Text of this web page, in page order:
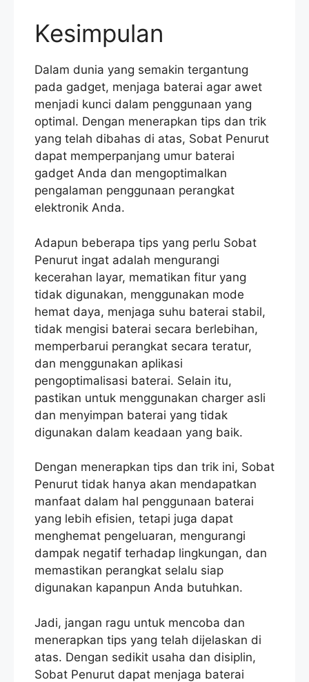
Kesimpulan
Dalam dunia yang semakin tergantung
pada gadget, menjaga baterai agar awet
menjadi kunci dalam penggunaan yang
optimal. Dengan menerapkan tips dan trik
yang telah dibahas di atas, Sobat Penurut
dapat memperpanjang umur baterai
gadget Anda dan mengoptimalkan
pengalaman penggunaan perangkat
elektronik Anda.
Adapun beberapa tips yang perlu Sobat
Penurut ingat adalah mengurangi
kecerahan layar, mematikan fitur yang
tidak digunakan, menggunakan mode
hemat daya, menjaga suhu baterai stabil,
tidak mengisi baterai secara berlebihan,
memperbarui perangkat secara teratur,
dan menggunakan aplikasi
pengoptimalisasi baterai. Selain itu,
pastikan untuk menggunakan charger asli
dan menyimpan baterai yang tidak
digunakan dalam keadaan yang baik.
Dengan menerapkan tips dan trik ini, Sobat
Penurut tidak hanya akan mendapatkan
manfaat dalam hal penggunaan baterai
yang lebih efisien, tetapi juga dapat
menghemat pengeluaran, mengurangi
dampak negatif terhadap lingkungan, dan
memastikan perangkat selalu siap
digunakan kapanpun Anda butuhkan.
Jadi, jangan ragu untuk mencoba dan
menerapkan tips yang telah dijelaskan di
atas. Dengan sedikit usaha dan disiplin,
Sobat Penurut dapat menjaga baterai